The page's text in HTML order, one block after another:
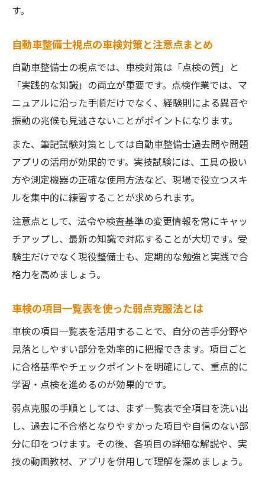
す。
自動車整備士視点の車検対策と注意点まとめ
自動車整備士の視点では、車検対策は「点検の質」と
「実践的な知識」の両立が重要です。点検作業では、マ
ニュアルに沿った手順だけでなく、経験則による異音や
振動の兆候も見逃さないことがポイントになります。
また、筆記試験対策としては自動車整備士過去問や問題
アプリの活用が効果的です。実技試験には、工具の扱い
方や測定機器の正確な使用方法など、現場で役立つスキ
ルを集中的に練習することが求められます。
注意点として、法令や検査基準の変更情報を常にキャッ
チアップし、最新の知識で対応することが大切です。受
験生だけでなく現役整備士も、定期的な勉強と実践で合
格力を高めましょう。
車検の項目一覧表を使った弱点克服法とは
車検の項目一覧表を活用することで、自分の苦手分野や
見落としやすい部分を効率的に把握できます。項目ごと
に合格基準やチェックポイントを明確にして、重点的に
学習・点検を進めるのが効果的です。
弱点克服の手順としては、まず一覧表で全項目を洗い出
し、過去に不合格となりやすかった項目や自信のない部
分に印をつけます。その後、各項目の詳細な解説や、実
技の動画教材、アプリを併用して理解を深めましょう。